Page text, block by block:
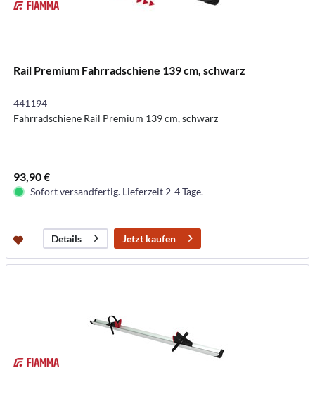
Rail Premium Fahrradschiene 139 cm, schwarz
441194
Fahrradschiene Rail Premium 139 cm, schwarz
93,90 €
Sofort versandfertig. Lieferzeit 2-4 Tage.
Details Jetzt kaufen